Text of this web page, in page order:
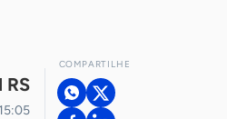
RS
COMPARTILHE